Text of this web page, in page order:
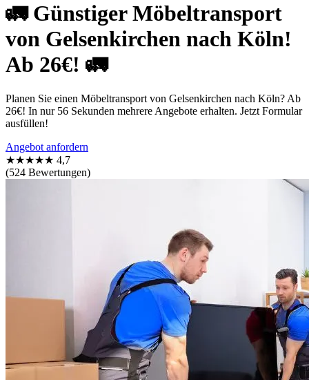
🚛 Günstiger Möbeltransport
von Gelsenkirchen nach Köln!
Ab 26€! 🚛
Planen Sie einen Möbeltransport von Gelsenkirchen nach Köln? Ab
26€! In nur 56 Sekunden mehrere Angebote erhalten. Jetzt Formular
ausfüllen!
Angebot anfordern
★★★★★ 4,7
(524 Bewertungen)